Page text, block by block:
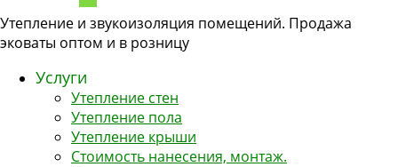
Утепление и звукоизоляция помещений. Продажа
эковаты оптом и в розницу
Услуги
Утепление стен
Утепление пола
Утепление крыши
Стоимость нанесения, монтаж.